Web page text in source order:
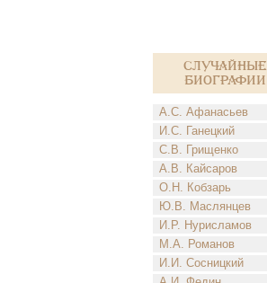
Случайные
биографии
А.С. Афанасьев
И.С. Ганецкий
С.В. Грищенко
А.В. Кайсаров
О.Н. Кобзарь
Ю.В. Маслянцев
И.Р. Нурисламов
М.А. Романов
И.И. Сосницкий